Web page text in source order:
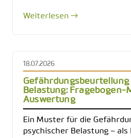
Weiterlesen →
18.07.2026
Belastung: Fragebogen-
Auswertung
Ein Muster für die
psychischer Belastung – als